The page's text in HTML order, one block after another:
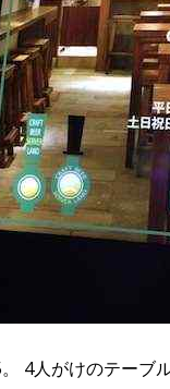
4人がけのテーブ